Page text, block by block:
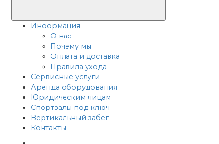
Информация
О нас
Почему мы
Оплата и доставка
Правила ухода
Сервисные услуги
Аренда оборудования
Юридическим лицам
Спортзалы под ключ
Вертикальный забег
Контакты